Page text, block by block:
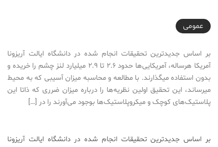
2018-08-27T13:03:49+04:30
عمومی
بر اساس جدیدترین تحقیقات انجام شده در دانشگاه ایالت آریزونا
آمریکا هرساله، آمریکا‌یی‌ها حدود ۲.۶ تا ۲.۹ میلیارد لنز چشم را خریده و
بدون استفاده میگذارند. با مطالعه و محاسبه میزان آسیبی که به محیط
میرساند، این تحقیق اولین نظریه‌ها را درباره میزان ضرری که ذاتا این
پلاستیک‌های کوچک و میکروپلاستیک‌ها بوجود می‌آورند را در […]
بر اساس جدیدترین تحقیقات انجام شده در دانشگاه ایالت آریزونا